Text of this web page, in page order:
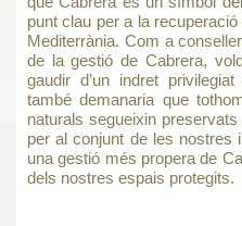
punt clau per a la
Mediterrània. Com a
de la gestió de Cabrera,
gaudir d’un indret
també demanaria que
naturals segueixin
per al conjunt de les nostres
una gestió més propera de
dels nostres espais protegits.